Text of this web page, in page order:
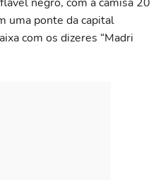
uma ponte da capital
com os dizeres “Madri